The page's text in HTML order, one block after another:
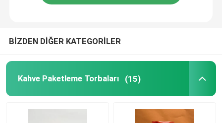
BİZDEN DİĞER KATEGORİLER
Kahve Paketleme Torbaları (15)